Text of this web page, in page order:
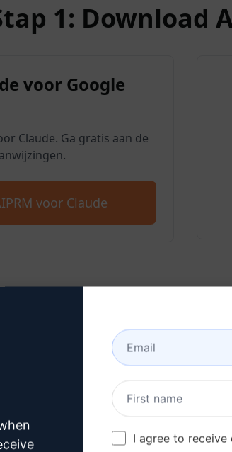
1: Download
voor Google
Claude. Ga gratis aan de
voor Claude
2: Maak een
om te leren hoe u een
I agree to receive